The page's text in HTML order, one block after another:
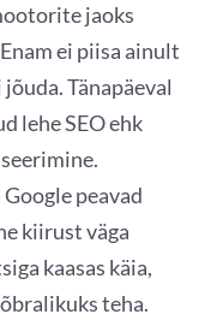
jaoks
ei piisa ainult
Tänapäeval
lehe SEO ehk
peavad
kiirust väga
kaasas käia,
teha.